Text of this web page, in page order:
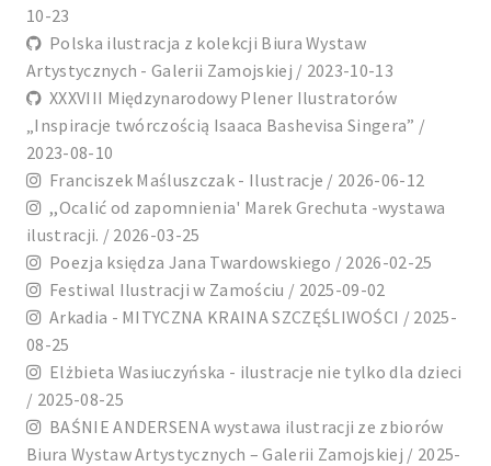
10-23
Polska ilustracja z kolekcji Biura Wystaw
Artystycznych - Galerii Zamojskiej / 2023-10-13
XXXVIII Międzynarodowy Plener Ilustratorów
„Inspiracje twórczością Isaaca Bashevisa Singera” /
2023-08-10
Franciszek Maśluszczak - Ilustracje / 2026-06-12
,,Ocalić od zapomnienia' Marek Grechuta -wystawa
ilustracji. / 2026-03-25
Poezja księdza Jana Twardowskiego / 2026-02-25
Festiwal Ilustracji w Zamościu / 2025-09-02
Arkadia - MITYCZNA KRAINA SZCZĘŚLIWOŚCI / 2025-
08-25
Elżbieta Wasiuczyńska - ilustracje nie tylko dla dzieci
/ 2025-08-25
BAŚNIE ANDERSENA wystawa ilustracji ze zbiorów
Biura Wystaw Artystycznych – Galerii Zamojskiej / 2025-